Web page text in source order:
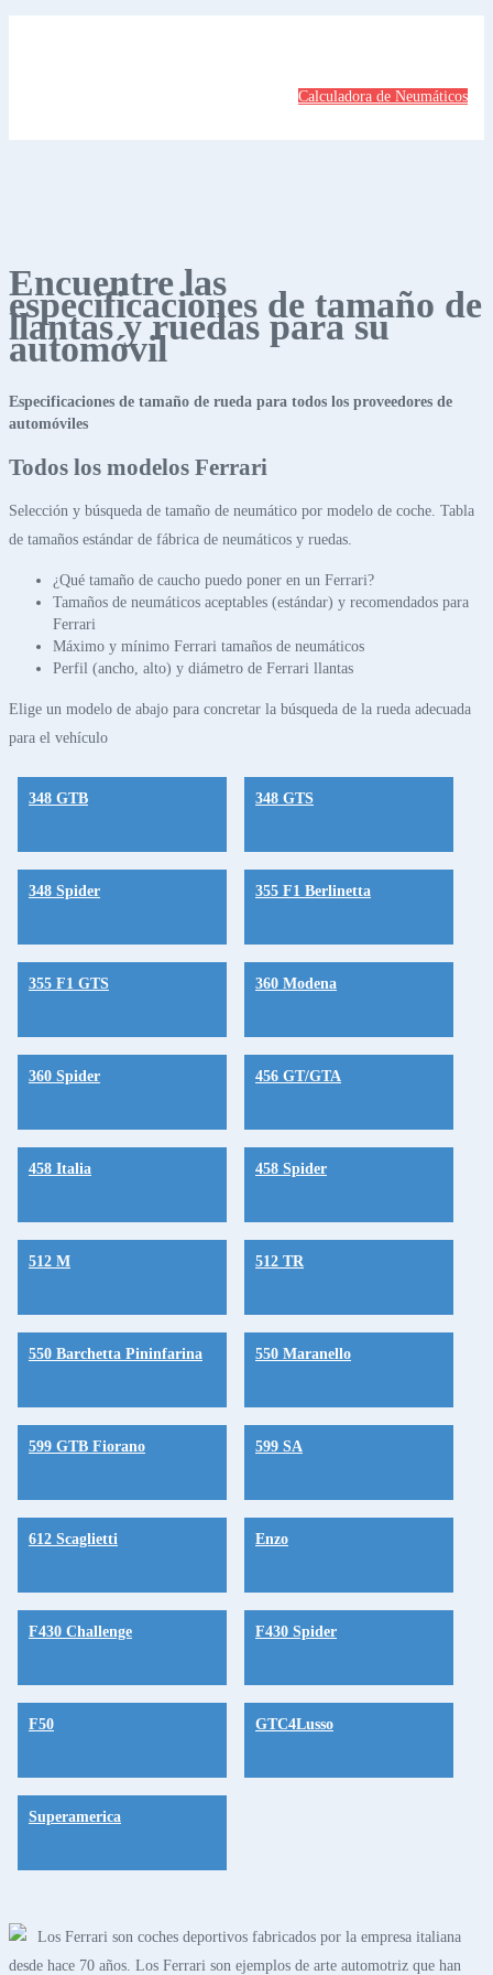
Calculadora de Neumáticos
Encuentre las
especificaciones de tamaño de
llantas y ruedas para su
automóvil
Especificaciones de tamaño de rueda para todos los proveedores de
automóviles
Todos los modelos Ferrari
Selección y búsqueda de tamaño de neumático por modelo de coche. Tabla
de tamaños estándar de fábrica de neumáticos y ruedas.
¿Qué tamaño de caucho puedo poner en un Ferrari?
Tamaños de neumáticos aceptables (estándar) y recomendados para
Ferrari
Máximo y mínimo Ferrari tamaños de neumáticos
Perfil (ancho, alto) y diámetro de Ferrari llantas
Elige un modelo de abajo para concretar la búsqueda de la rueda adecuada
para el vehículo
348 GTB 348 GTS
348 Spider 355 F1 Berlinetta
355 F1 GTS 360 Modena
360 Spider 456 GT/GTA
458 Italia 458 Spider
512 M 512 TR
550 Barchetta Pininfarina 550 Maranello
599 GTB Fiorano 599 SA
612 Scaglietti Enzo
F430 Challenge F430 Spider
F50 GTC4Lusso
Superamerica
Los Ferrari son coches deportivos fabricados por la empresa italiana
desde hace 70 años. Los Ferrari son ejemplos de arte automotriz que han